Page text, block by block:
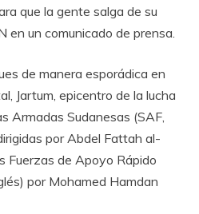
que la gente salga de su
en un comunicado de prensa.
de manera esporádica en
Jartum, epicentro de la lucha
Armadas Sudanesas (SAF,
por Abdel Fattah al-
Fuerzas de Apoyo Rápido
por Mohamed Hamdan